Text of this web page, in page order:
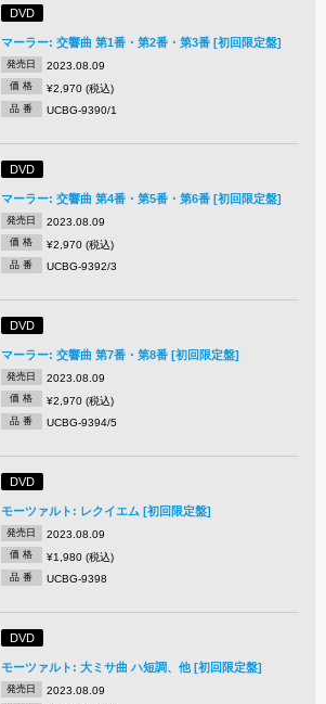
DVD
マーラー: 交響曲 第1番・第2番・第3番 [初回限定盤]
発売日 2023.08.09
価 格 ¥2,970 (税込)
品 番 UCBG-9390/1
DVD
マーラー: 交響曲 第4番・第5番・第6番 [初回限定盤]
発売日 2023.08.09
価 格 ¥2,970 (税込)
品 番 UCBG-9392/3
DVD
マーラー: 交響曲 第7番・第8番 [初回限定盤]
発売日 2023.08.09
価 格 ¥2,970 (税込)
品 番 UCBG-9394/5
DVD
モーツァルト: レクイエム [初回限定盤]
発売日 2023.08.09
価 格 ¥1,980 (税込)
品 番 UCBG-9398
DVD
モーツァルト: 大ミサ曲 ハ短調、他 [初回限定盤]
発売日 2023.08.09